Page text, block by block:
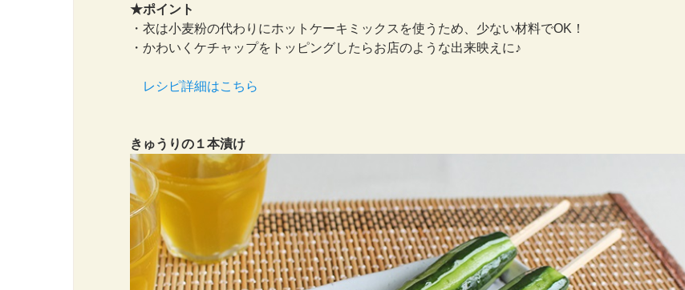
★ポイント
・衣は小麦粉の代わりにホットケーキミックスを使うため、少ない材料でOK！
・かわいくケチャップをトッピングしたらお店のような出来映えに♪
レシピ詳細はこちら
きゅうりの１本漬け